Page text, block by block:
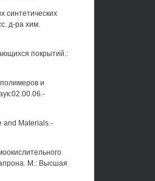
синтетических
д-ра хим.
покрытий.:
и
and Materials.-
М.: Высшая